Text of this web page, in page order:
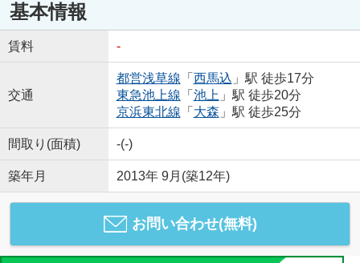
基本情報
賃料 -
交通
都営浅草線 「 西馬込 」駅 徒歩17分
東急池上線 「 池上 」駅 徒歩20分
京浜東北線 「 大森 」駅 徒歩25分
間取り(面積) -(-)
築年月 2013年 9月(築12年)
お問い合わせ(無料)